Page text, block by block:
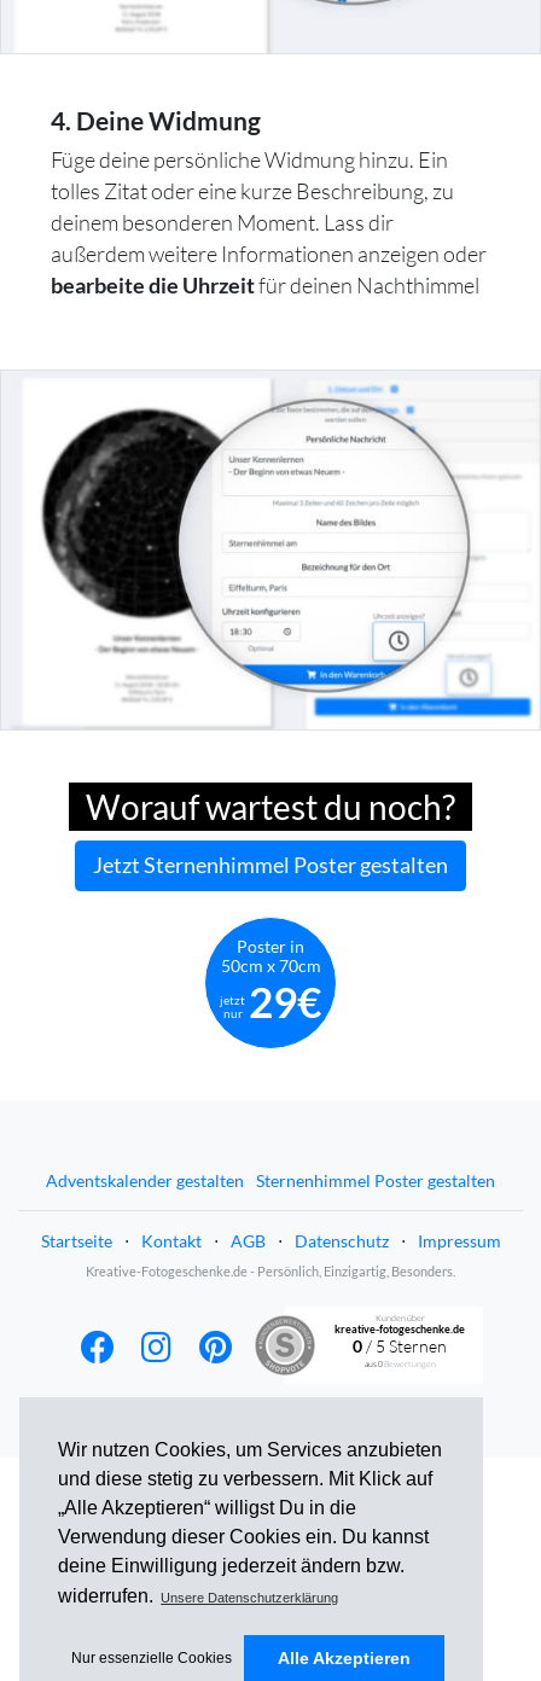
Wir nutzen Cookies, um Services anzubieten
und diese stetig zu verbessern. Mit Klick auf
„Alle Akzeptieren“ willigst Du in die
Verwendung dieser Cookies ein. Du kannst
deine Einwilligung jederzeit ändern bzw.
widerrufen.
Unsere Datenschutzerklärung
Nur essenzielle Cookies Alle Akzeptieren
4. Deine Widmung
Füge deine persönliche Widmung hinzu. Ein
tolles Zitat oder eine kurze Beschreibung, zu
deinem besonderen Moment. Lass dir
außerdem weitere Informationen anzeigen oder
bearbeite die Uhrzeitfür deinen Nachthimmel
Worauf wartest du noch?
Jetzt Sternenhimmel Poster gestalten
Poster in
50cm x 70cm
jetzt
nur 29€
Adventskalender gestalten Sternenhimmel Poster gestalten
Startseite ⋅ Kontakt ⋅ AGB ⋅ Datenschutz ⋅ Impressum
Kreative-Fotogeschenke.de - Persönlich, Einzigartig, Besonders.
Kunden über
kreative-fotogeschenke.de
0 / 5 Sternen
aus0Bewertungen